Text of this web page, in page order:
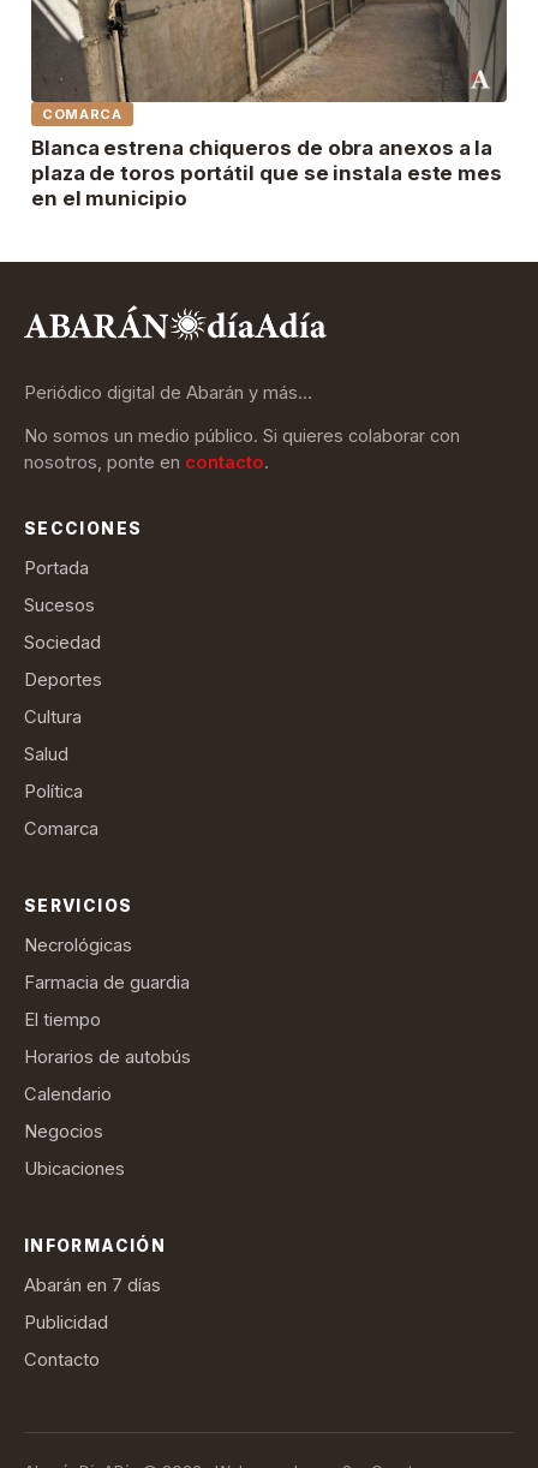
COMARCA
Blanca estrena chiqueros de obra anexos a la
plaza de toros portátil que se instala este mes
en el municipio
Periódico digital de Abarán y más…
No somos un medio público. Si quieres colaborar con
nosotros, ponte en contacto.
SECCIONES
Portada
Sucesos
Sociedad
Deportes
Cultura
Salud
Política
Comarca
SERVICIOS
Necrológicas
Farmacia de guardia
El tiempo
Horarios de autobús
Calendario
Negocios
Ubicaciones
INFORMACIÓN
Abarán en 7 días
Publicidad
Contacto